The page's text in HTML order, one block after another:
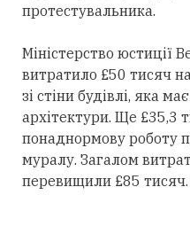
протестувальника.
Міністерство юстиції
витратило £50 тисяч
зі стіни будівлі, яка
архітектури. Ще £35,3
понаднормову роботу
муралу. Загалом
перевищили £85 тисяч.